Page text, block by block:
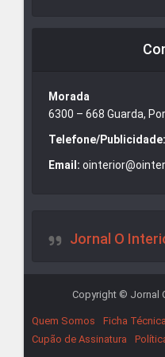
Morada
6300 – 668 Guarda,
Telefone/Publicidade:
Email:
Jornal O
Copyright © Jornal
Quem Somos Ficha Técnica
Cupão de Assinatura